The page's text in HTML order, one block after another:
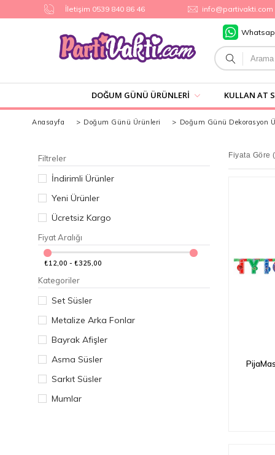
İletişim 0539 840 86 46 info@partivakti.com
DOĞUM GÜNÜ ÜRÜNLERI KULLAN AT
Anasayfa > Doğum Günü Ürünleri > Doğum Günü Dekorasyon
Filtreler
İndirimli Ürünler
Yeni Ürünler
Ücretsiz Kargo
Fiyat Aralığı
₺12,00 - ₺325,00
Kategoriler
Set Süsler
Metalize Arka Fonlar
Bayrak Afişler
Asma Süsler
Sarkıt Süsler
Mumlar
Fiyata Göre